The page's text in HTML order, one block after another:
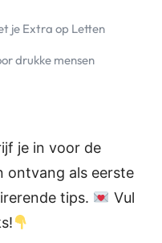
je Extra op Letten
drukke mensen
je in voor de
ontvang als eerste
tips.
Vul